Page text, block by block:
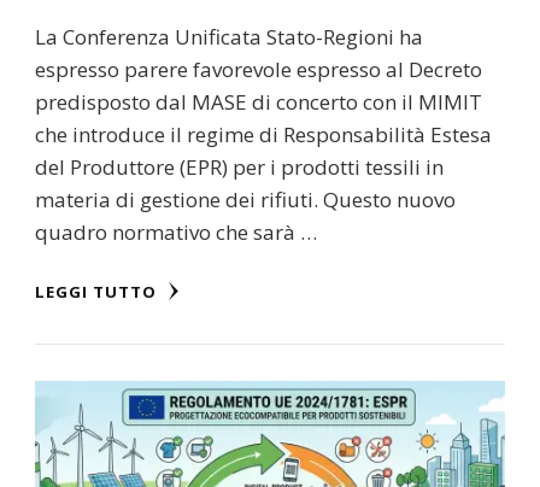
La Conferenza Unificata Stato-Regioni ha
espresso parere favorevole espresso al Decreto
predisposto dal MASE di concerto con il MIMIT
che introduce il regime di Responsabilità Estesa
del Produttore (EPR) per i prodotti tessili in
materia di gestione dei rifiuti. Questo nuovo
quadro normativo che sarà …
LEGGI TUTTO